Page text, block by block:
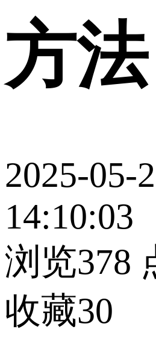
方法
2025-05-
14:10:03
浏览378
收藏30